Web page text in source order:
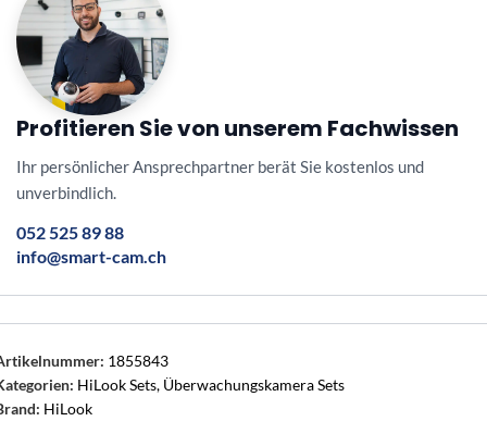
Profitieren Sie von unserem Fachwissen
Ihr persönlicher Ansprechpartner berät Sie kostenlos und
unverbindlich.
052 525 89 88
info@smart-cam.ch
1855843
HiLook Sets, Überwachungskamera Sets
HiLook